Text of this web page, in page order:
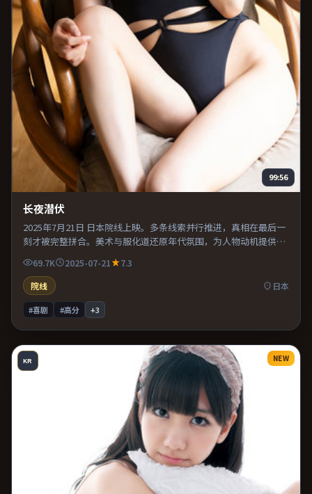
99:56
长夜潜伏
2025年7月21日 日本院线上映。多条线索并行推进，真相在最后一
刻才被完整拼合。美术与服化道还原年代氛围，为人物动机提供可
信支撑。既有类型片爽感，也保留作者表达，口碑潜力不俗。
69.7K 2025-07-21
7.3
院线
日本
#喜剧 #高分 +3
KR NEW